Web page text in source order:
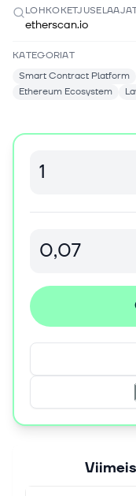
etherscan.io
KATEGORIAT
Smart Contract Platform
Ethereum Ecosystem